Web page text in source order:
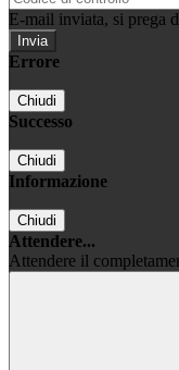
E-mail inviata, si prega
Errore
Chiudi
Successo
Chiudi
Informazione
Chiudi
Attendere...
Attendere il